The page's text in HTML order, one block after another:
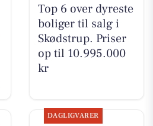
Top 6 over dyreste
boliger til salg i
Skødstrup. Priser
op til 10.995.000
kr
DAGLIGVARER